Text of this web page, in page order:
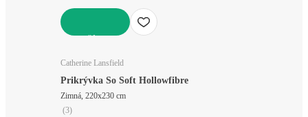
Catherine Lansfield
Prikrývka So Soft Hollowfibre
Zimná, 220x230 cm
(3)